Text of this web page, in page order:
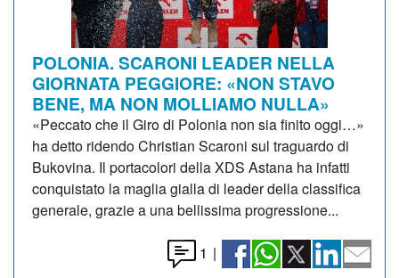
POLONIA. SCARONI LEADER NELLA
GIORNATA PEGGIORE: «NON STAVO
BENE, MA NON MOLLIAMO NULLA»
«Peccato che il Giro di Polonia non sia finito oggi…»
ha detto ridendo Christian Scaroni sul traguardo di
Bukovina. Il portacolori della XDS Astana ha infatti
conquistato la maglia gialla di leader della classifica
generale, grazie a una bellissima progressione...
1 |